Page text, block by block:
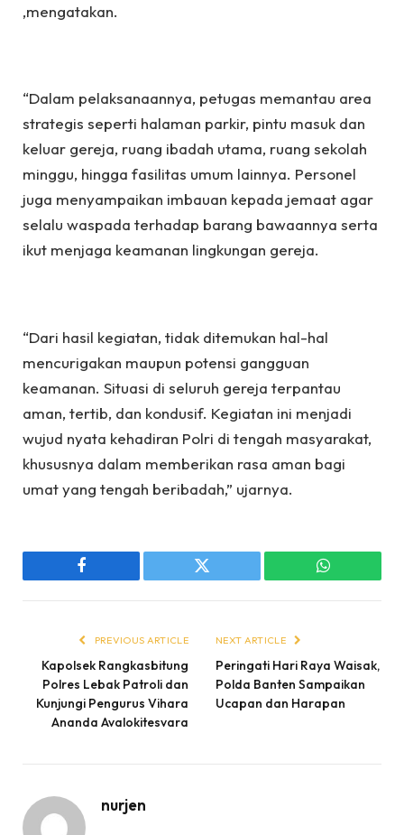
,mengatakan.
“Dalam pelaksanaannya, petugas memantau area
strategis seperti halaman parkir, pintu masuk dan
keluar gereja, ruang ibadah utama, ruang sekolah
minggu, hingga fasilitas umum lainnya. Personel
juga menyampaikan imbauan kepada jemaat agar
selalu waspada terhadap barang bawaannya serta
ikut menjaga keamanan lingkungan gereja.
“Dari hasil kegiatan, tidak ditemukan hal-hal
mencurigakan maupun potensi gangguan
keamanan. Situasi di seluruh gereja terpantau
aman, tertib, dan kondusif. Kegiatan ini menjadi
wujud nyata kehadiran Polri di tengah masyarakat,
khususnya dalam memberikan rasa aman bagi
umat yang tengah beribadah,” ujarnya.
Facebook Twitter WhatsApp
PREVIOUS ARTICLE
Kapolsek Rangkasbitung
Polres Lebak Patroli dan
Kunjungi Pengurus Vihara
Ananda Avalokitesvara
NEXT ARTICLE
Peringati Hari Raya Waisak,
Polda Banten Sampaikan
Ucapan dan Harapan
nurjen